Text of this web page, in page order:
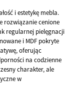
i estetykę mebla.
rozwiązanie cenione
regularnej pielęgnacji
i MDF pokryte
oferując
na codzienne
charakter, ale
w